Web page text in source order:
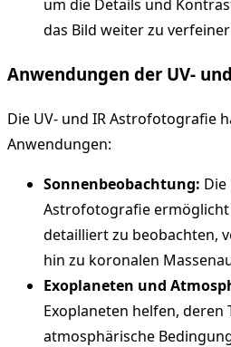
um die Details und
das Bild weiter zu
Anwendungen der UV-
Die UV- und IR Astrofotografie
Anwendungen:
Sonnenbeobachtung: Die
Astrofotografie
detailliert zu beobachten,
hin zu koronalen
Exoplaneten und
Exoplaneten helfen, deren
atmosphärische